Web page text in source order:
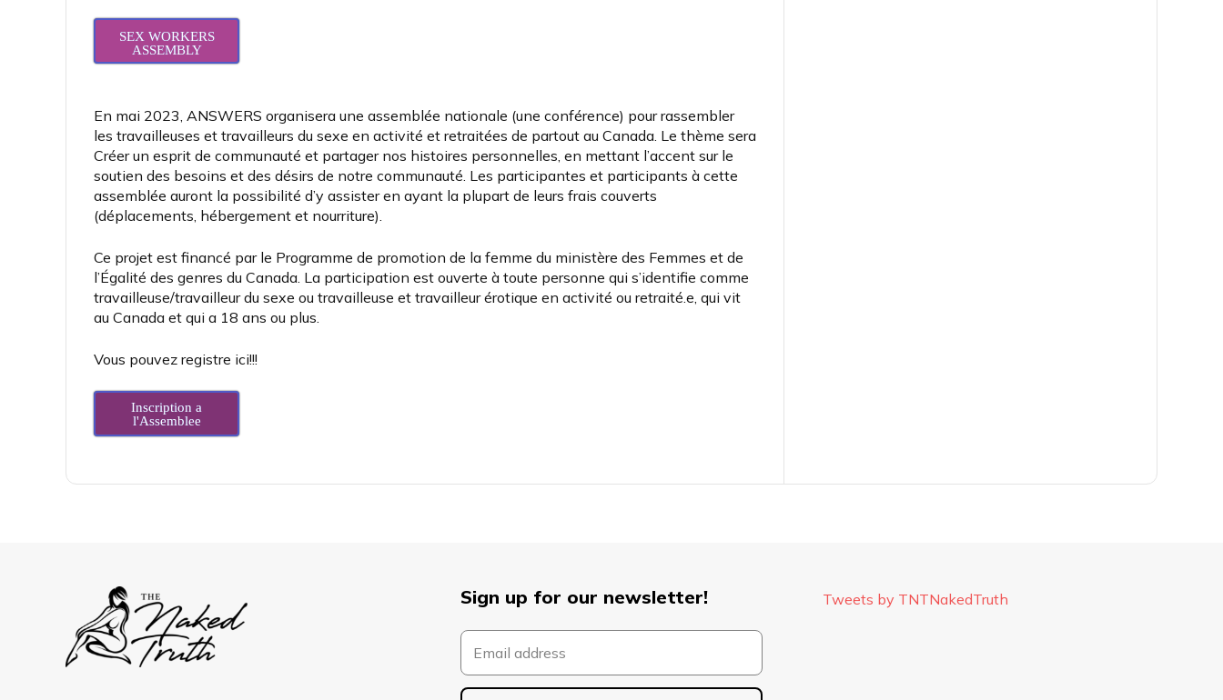
SEX WORKERS
ASSEMBLY
En mai 2023, ANSWERS organisera une assemblée nationale (une conférence) pour rassembler
les travailleuses et travailleurs du sexe en activité et retraitées de partout au Canada. Le thème sera
Créer un esprit de communauté et partager nos histoires personnelles, en mettant l’accent sur le
soutien des besoins et des désirs de notre communauté. Les participantes et participants à cette
assemblée auront la possibilité d’y assister en ayant la plupart de leurs frais couverts
(déplacements, hébergement et nourriture).
Ce projet est financé par le Programme de promotion de la femme du ministère des Femmes et de
l’Égalité des genres du Canada. La participation est ouverte à toute personne qui s’identifie comme
travailleuse/travailleur du sexe ou travailleuse et travailleur érotique en activité ou retraité.e, qui vit
au Canada et qui a 18 ans ou plus.
Vous pouvez registre ici!!!
Inscription a
l'Assemblee
Sign up for our newsletter! Tweets by TNTNakedTruth